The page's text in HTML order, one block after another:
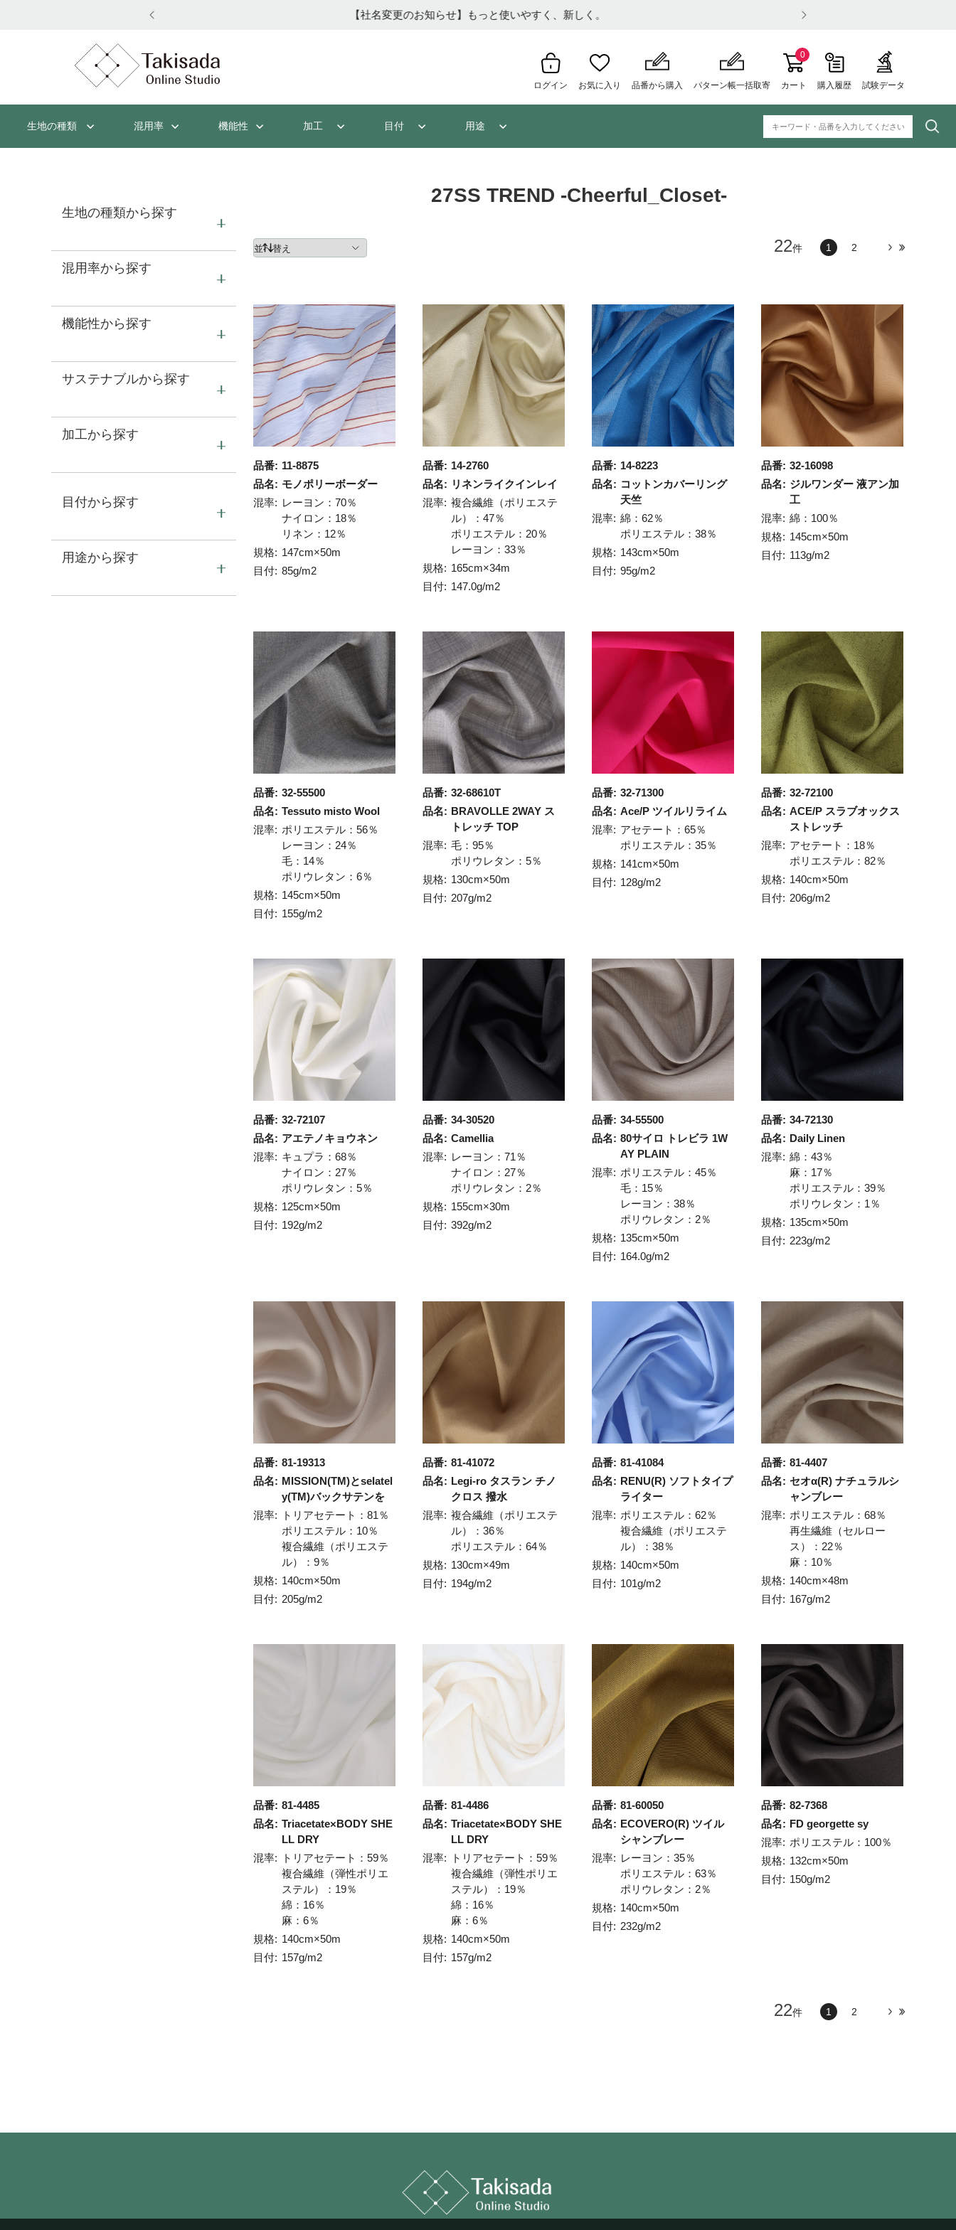
【重要】夏季休業のお知らせ
ログイン お気に入り 品番から購入 パターン帳一括取寄 カート
0
購入履歴 試験データ
生地の種類 混用率 機能性 加工 目付 用途
27SS TREND -Cheerful_Closet-
22件 1 2
品番: 11-8875
品名: モノポリーボーダー
混率: レーヨン：70％
ナイロン：18％
リネン：12％
規格: 147cm×50m
目付: 85g/m2
品番: 14-2760
品名: リネンライクインレイ
混率: 複合繊維（ポリエステ
ル）：47％
ポリエステル：20％
レーヨン：33％
規格: 165cm×34m
目付: 147.0g/m2
品番: 14-8223
品名: コットンカバーリング
天竺
混率: 綿：62％
ポリエステル：38％
規格: 143cm×50m
目付: 95g/m2
品番: 32-16098
品名: ジルワンダー 液アン加
工
混率: 綿：100％
規格: 145cm×50m
目付: 113g/m2
品番: 32-55500
品名: Tessuto misto Wool
混率: ポリエステル：56％
レーヨン：24％
毛：14％
ポリウレタン：6％
規格: 145cm×50m
目付: 155g/m2
品番: 32-68610T
品名: BRAVOLLE 2WAY ス
トレッチ TOP
混率: 毛：95％
ポリウレタン：5％
規格: 130cm×50m
目付: 207g/m2
品番: 32-71300
品名: Ace/P ツイルリライム
混率: アセテート：65％
ポリエステル：35％
規格: 141cm×50m
目付: 128g/m2
品番: 32-72100
品名: ACE/P スラブオックス
ストレッチ
混率: アセテート：18％
ポリエステル：82％
規格: 140cm×50m
目付: 206g/m2
品番: 32-72107
品名: アエテノキョウネン
混率: キュプラ：68％
ナイロン：27％
ポリウレタン：5％
規格: 125cm×50m
目付: 192g/m2
品番: 34-30520
品名: Camellia
混率: レーヨン：71％
ナイロン：27％
ポリウレタン：2％
規格: 155cm×30m
目付: 392g/m2
品番: 34-55500
品名: 80サイロ トレビラ 1W
AY PLAIN
混率: ポリエステル：45％
毛：15％
レーヨン：38％
ポリウレタン：2％
規格: 135cm×50m
目付: 164.0g/m2
品番: 34-72130
品名: Daily Linen
混率: 綿：43％
麻：17％
ポリエステル：39％
ポリウレタン：1％
規格: 135cm×50m
目付: 223g/m2
品番: 81-19313
品名: MISSION(TM)とselatel
y(TM)バックサテンを
混率:
トリアセテート：81％
ポリエステル：10％
複合繊維（ポリエステ
ル）：9％
規格: 140cm×50m
目付: 205g/m2
品番: 81-41072
品名: Legi-ro タスラン チノ
クロス 撥水
混率: 複合繊維（ポリエステ
ル）：36％
ポリエステル：64％
規格: 130cm×49m
目付: 194g/m2
品番: 81-41084
品名: RENU(R) ソフトタイプ
ライター
混率: ポリエステル：62％
複合繊維（ポリエステ
ル）：38％
規格: 140cm×50m
目付: 101g/m2
品番: 81-4407
品名: セオα(R) ナチュラルシ
ャンブレー
混率: ポリエステル：68％
再生繊維（セルロー
ス）：22％
麻：10％
規格: 140cm×48m
目付: 167g/m2
品番: 81-4485
品名: Triacetate×BODY SHE
LL DRY
混率:
トリアセテート：59％
複合繊維（弾性ポリエ
ステル）：19％
綿：16％
麻：6％
規格: 140cm×50m
目付: 157g/m2
品番: 81-4486
品名: Triacetate×BODY SHE
LL DRY
混率:
トリアセテート：59％
複合繊維（弾性ポリエ
ステル）：19％
綿：16％
麻：6％
規格: 140cm×50m
目付: 157g/m2
品番: 81-60050
品名: ECOVERO(R) ツイル
シャンブレー
混率: レーヨン：35％
ポリエステル：63％
ポリウレタン：2％
規格: 140cm×50m
目付: 232g/m2
品番: 82-7368
品名: FD georgette sy
混率: ポリエステル：100％
規格: 132cm×50m
目付: 150g/m2
22件 1 2
生地の種類から探す
混用率から探す
機能性から探す
サステナブルから探す
加工から探す
目付から探す
用途から探す